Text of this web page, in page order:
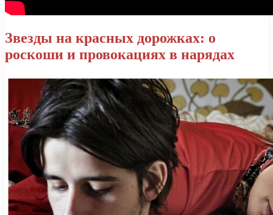
Звезды на красных дорожках: о
роскоши и провокациях в нарядах